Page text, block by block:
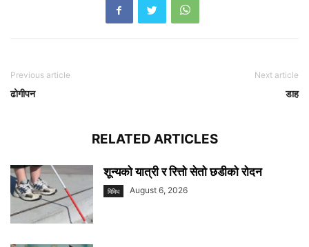
Previous article
ढोगीपन
Next article
डाह
RELATED ARTICLES
शून्यको यात्री र रित्तो सेतो छडीको रोदन
विविध August 6, 2026